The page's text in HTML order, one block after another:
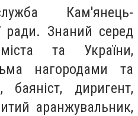
Кам'янець-
ради. Знаний серед
та України,
нагородами та
баяніст, диригент,
аранжувальник,